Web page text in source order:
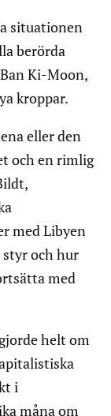
situationen
berörda
Ki-Moon,
kroppar.
eller den
och en rimlig
med Libyen
styr och hur
med
helt om
i
måna om